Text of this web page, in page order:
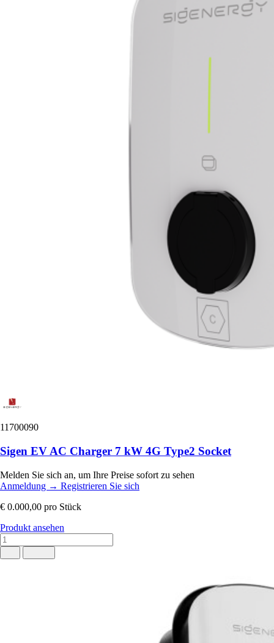
11700090
Sigen EV AC Charger 7 kW 4G Type2 Socket
Melden Sie sich an, um Ihre Preise sofort zu sehen
Anmeldung → Registrieren Sie sich
€ 0.000,00 pro Stück
Produkt ansehen